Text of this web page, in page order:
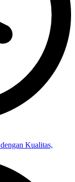
Kualitas,